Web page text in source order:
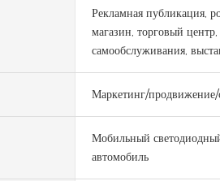
Рекламная публикация,
магазин, торговый центр,
самообслуживания,
Маркетинг/продвижение/
Мобильный
автомобиль